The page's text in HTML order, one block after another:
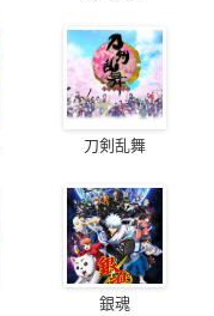
刀剣乱舞
銀魂